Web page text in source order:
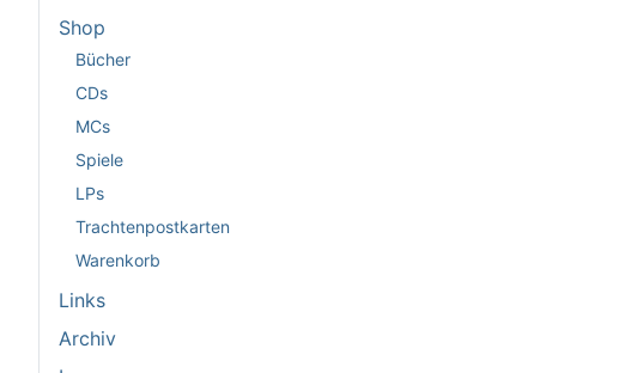
Shop
Bücher
CDs
MCs
Spiele
LPs
Trachtenpostkarten
Warenkorb
Links
Archiv